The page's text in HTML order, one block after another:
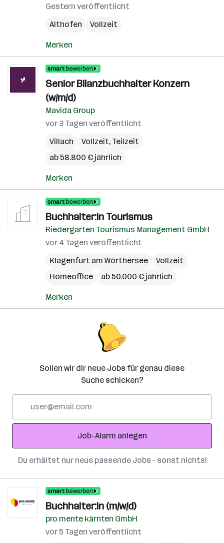
Gestern veröffentlicht
Althofen
Vollzeit
Merken
Senior Bilanzbuchhalter Konzern
(w/m/d)
Mavida Group
vor 3 Tagen veröffentlicht
Villach
Vollzeit, Teilzeit
ab 58.800 € jährlich
Merken
Buchhalter:in Tourismus
Riedergarten Tourismus Management GmbH
vor 4 Tagen veröffentlicht
Klagenfurt am Wörthersee
Vollzeit
Homeoffice
ab 50.000 € jährlich
Merken
Sollen wir dir neue Jobs für genau diese
Suche schicken?
Adresse
Job-Alarm anlegen
Du erhältst nur neue passende Jobs – sonst nichts!
Buchhalter:in (m/w/d)
pro mente kärnten GmbH
vor 5 Tagen veröffentlicht